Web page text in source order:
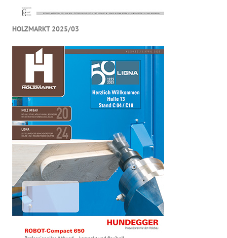
HOLZMARKT 2025/03